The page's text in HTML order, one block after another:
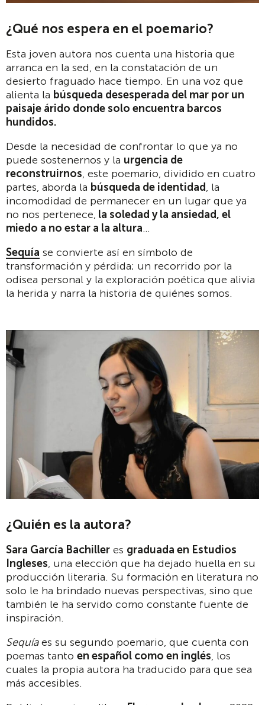
¿Qué nos espera en el poemario?
Esta joven autora nos cuenta una historia que
arranca en la sed, en la constatación de un
desierto fraguado hace tiempo. En una voz que
alienta la búsqueda desesperada del mar por un
paisaje árido donde solo encuentra barcos
hundidos.
Desde la necesidad de confrontar lo que ya no
puede sostenernos y la urgencia de
reconstruirnos, este poemario, dividido en cuatro
partes, aborda la búsqueda de identidad, la
incomodidad de permanecer en un lugar que ya
no nos pertenece, la soledad y la ansiedad, el
miedo a no estar a la altura…
Sequía se convierte así en símbolo de
transformación y pérdida; un recorrido por la
odisea personal y la exploración poética que alivia
la herida y narra la historia de quiénes somos.
¿Quién es la autora?
Sara García Bachiller es graduada en Estudios
Ingleses, una elección que ha dejado huella en su
producción literaria. Su formación en literatura no
solo le ha brindado nuevas perspectivas, sino que
también le ha servido como constante fuente de
inspiración.
Sequíaes su segundo poemario, que cuenta con
poemas tanto en español como en inglés, los
cuales la propia autora ha traducido para que sea
más accesibles.